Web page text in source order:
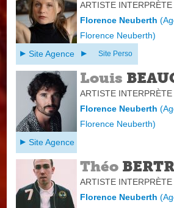
ARTISTE INTERPRÈTE
Florence Neuberth(
Florence Neuberth)
Site Agence
Site Perso
Louis
ARTISTE INTERPRÈTE
Florence Neuberth(
Florence Neuberth)
Site Agence
Théo
ARTISTE INTERPRÈTE
Florence Neuberth(